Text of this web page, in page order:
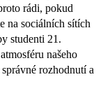
rádi, pokud
na sociálních sítích
studenti 21.
našeho
rozhodnutí a